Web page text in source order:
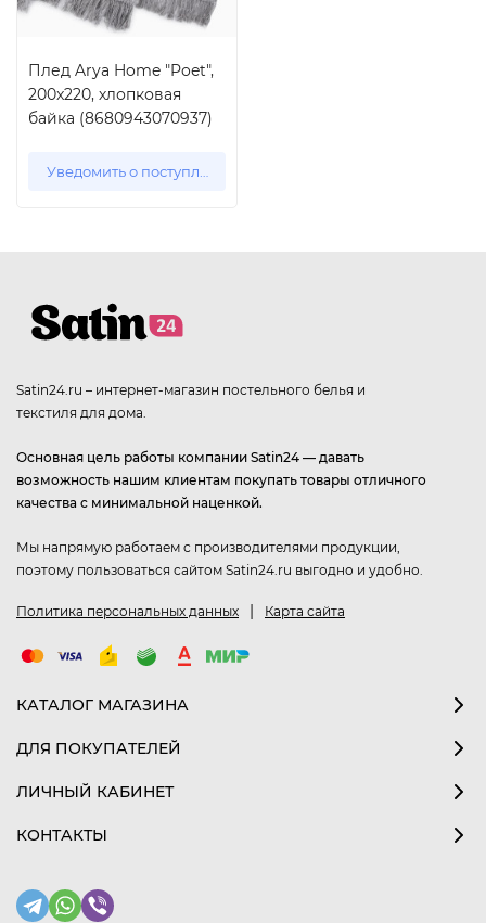
Плед Arya Home "Poet",
200x220, хлопковая
байка (8680943070937)
Уведомить о поступлении
Satin24.ru – интернет-магазин постельного белья и
текстиля для дома.
Основная цель работы компании Satin24 — давать
возможность нашим клиентам покупать товары отличного
качества с минимальной наценкой.
Мы напрямую работаем с производителями продукции,
поэтому пользоваться сайтом Satin24.ru выгодно и удобно.
Политика персональных данных | Карта сайта
КАТАЛОГ МАГАЗИНА
ДЛЯ ПОКУПАТЕЛЕЙ
ЛИЧНЫЙ КАБИНЕТ
КОНТАКТЫ